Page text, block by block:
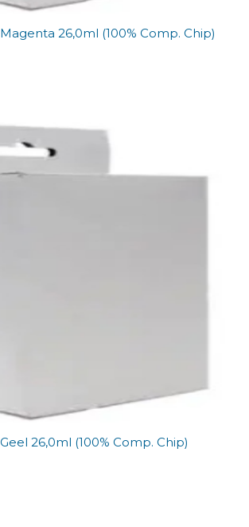
26,0ml (100% Comp. Chip)
26,0ml (100% Comp. Chip)